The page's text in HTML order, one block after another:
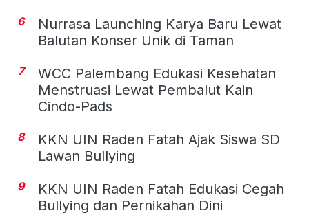
6
Nurrasa Launching Karya Baru Lewat
Balutan Konser Unik di Taman
7
WCC Palembang Edukasi Kesehatan
Menstruasi Lewat Pembalut Kain
Cindo-Pads
8
KKN UIN Raden Fatah Ajak Siswa SD
Lawan Bullying
9
KKN UIN Raden Fatah Edukasi Cegah
Bullying dan Pernikahan Dini